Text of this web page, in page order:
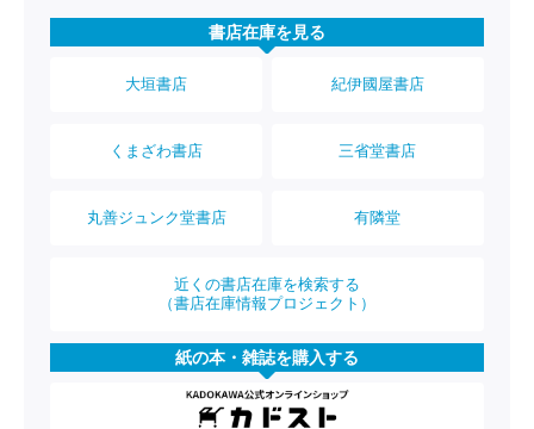
書店在庫を見る
大垣書店 紀伊國屋書店
くまざわ書店 三省堂書店
丸善ジュンク堂書店 有隣堂
近くの書店在庫を検索する
（書店在庫情報プロジェクト）
紙の本・雑誌を購入する